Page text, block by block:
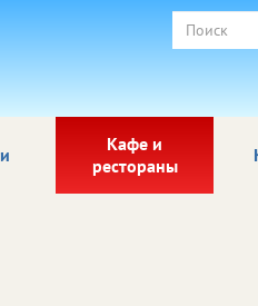
Кафе и
рестораны